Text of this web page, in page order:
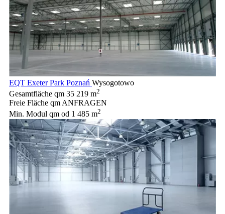
EQT Exeter Park Poznań Wysogotowo
Gesamtfläche qm 35 219 m2
Freie Fläche qm ANFRAGEN
Min. Modul qm od 1 485 m2